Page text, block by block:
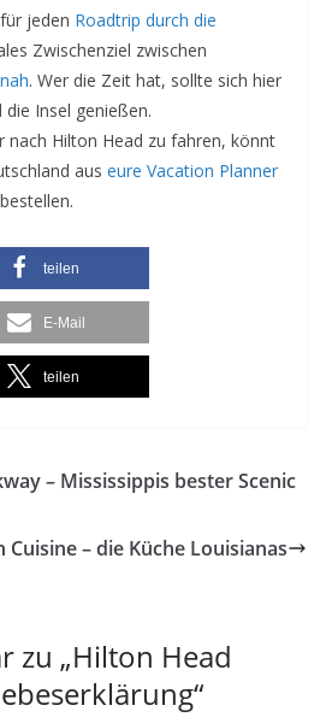
jeden Roadtrip durch die
Zwischenziel zwischen
. Wer die Zeit hat, sollte sich hier
Insel genießen.
nach Hilton Head zu fahren, könnt
aus eure Vacation Planner
teilen
E-Mail
teilen
– Mississippis bester Scenic
Cuisine – die Küche Louisianas
zu „Hilton Head
“